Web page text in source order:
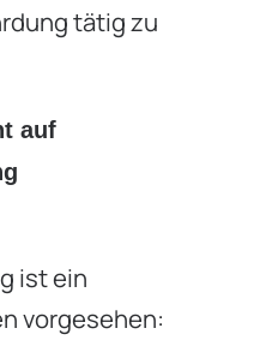
tätig zu
auf
ist ein
vorgesehen: